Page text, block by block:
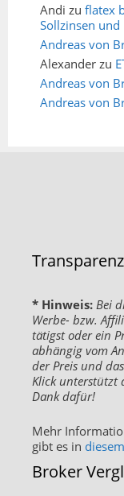
Andi zu flatex
Sollzinsen
Andreas von
Alexander zu
Andreas von
Andreas von
Transparenz
* Hinweis: Bei
Werbe- bzw.
tätigst oder ein
abhängig vom
der Preis und
Klick unterstützt
Dank dafür!
Mehr
gibt es in
Broker